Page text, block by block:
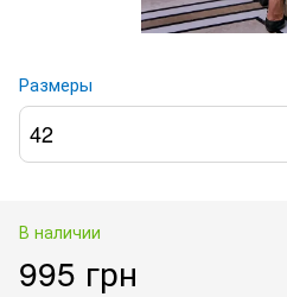
Размеры
42
В наличии
995 грн